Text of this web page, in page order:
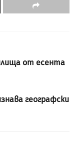
от eсента
географски